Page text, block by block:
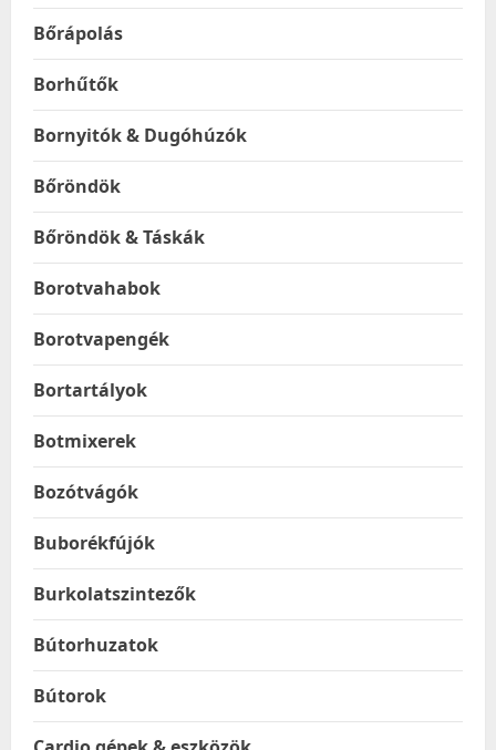
Bőrápolás
Borhűtők
Bornyitók & Dugóhúzók
Bőröndök
Bőröndök & Táskák
Borotvahabok
Borotvapengék
Bortartályok
Botmixerek
Bozótvágók
Buborékfújók
Burkolatszintezők
Bútorhuzatok
Bútorok